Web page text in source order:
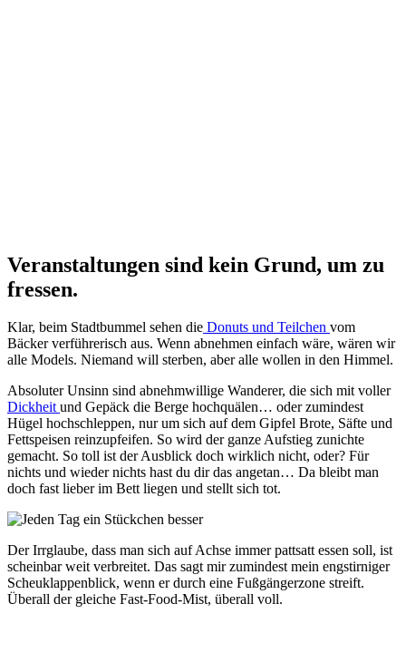
Veranstaltungen sind kein Grund, um zu
fressen.
Klar, beim Stadtbummel sehen die Donuts und Teilchen vom
Bäcker verführerisch aus. Wenn abnehmen einfach wäre, wären wir
alle Models. Niemand will sterben, aber alle wollen in den Himmel.
Absoluter Unsinn sind abnehmwillige Wanderer, die sich mit voller
Dickheitund Gepäck die Berge hochquälen… oder zumindest
Hügel hochschleppen, nur um sich auf dem Gipfel Brote, Säfte und
Fettspeisen reinzupfeifen. So wird der ganze Aufstieg zunichte
gemacht. So toll ist der Ausblick doch wirklich nicht, oder? Für
nichts und wieder nichts hast du dir das angetan… Da bleibt man
doch fast lieber im Bett liegen und stellt sich tot.
Der Irrglaube, dass man sich auf Achse immer pattsatt essen soll, ist
scheinbar weit verbreitet. Das sagt mir zumindest mein engstirniger
Scheuklappenblick, wenn er durch eine Fußgängerzone streift.
Überall der gleiche Fast-Food-Mist, überall voll.